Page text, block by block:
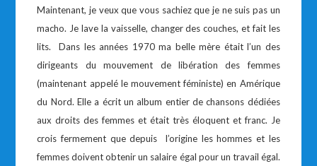
Maintenant, je veux que vous sachiez que je ne suis pas un
macho. Je lave la vaisselle, changer des couches, et fait les
lits. Dans les années 1970 ma belle mère était l’un des
dirigeants du mouvement de libération des femmes
(maintenant appelé le mouvement féministe) en Amérique
du Nord. Elle a écrit un album entier de chansons dédiées
aux droits des femmes et était très éloquent et franc. Je
crois fermement que depuis l’origine les hommes et les
femmes doivent obtenir un salaire égal pour un travail égal.